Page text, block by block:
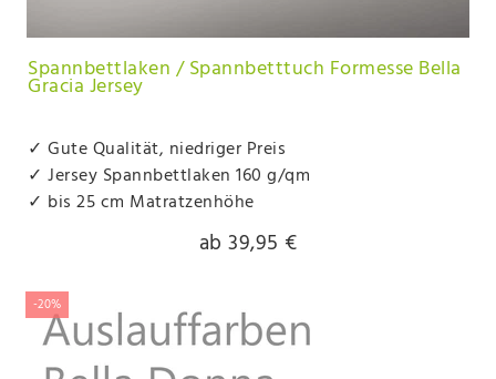
Spannbettlaken / Spannbetttuch Formesse Bella
Gracia Jersey
✓ Gute Qualität, niedriger Preis
✓ Jersey Spannbettlaken 160 g/qm
✓ bis 25 cm Matratzenhöhe
ab 39,95 €
-20%